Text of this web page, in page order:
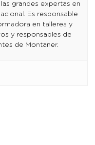
grandes expertas en
Es responsable
en talleres y
y responsables de
de Montaner.